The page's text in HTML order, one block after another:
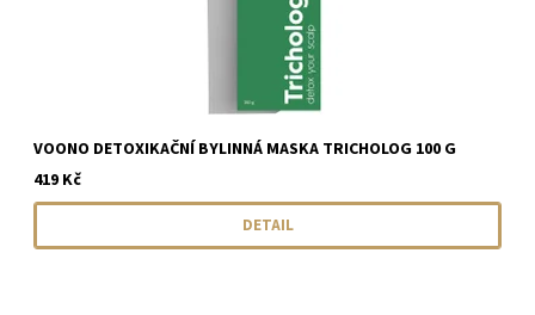
VOONO DETOXIKAČNÍ BYLINNÁ MASKA TRICHOLOG 100 G
419 Kč
DETAIL